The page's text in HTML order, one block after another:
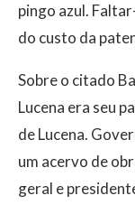
pingo azul.
do custo da
Sobre o citado
Lucena era seu
de Lucena.
um acervo de
geral e